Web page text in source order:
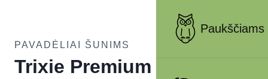
Paukščiams
PAVADĖLIAI ŠUNIMS
Trixie Premium pavadys,